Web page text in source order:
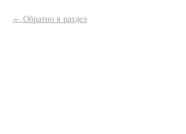
Обратно в раздел